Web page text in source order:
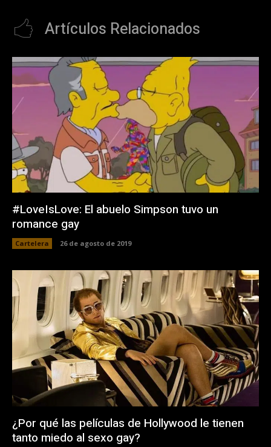
Artículos Relacionados
#LoveIsLove: El abuelo Simpson tuvo un
romance gay
Cartelera 26 de agosto de 2019
¿Por qué las películas de Hollywood le tienen
tanto miedo al sexo gay?